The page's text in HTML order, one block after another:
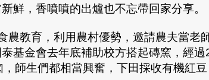
鮮，香噴噴的出爐也不忘帶回家分享。
農教育，利用農村優勢，邀請農夫當老
基金會去年底補助校方搭起磚窯，經過
師生們都相當興奮，下田採收有機紅